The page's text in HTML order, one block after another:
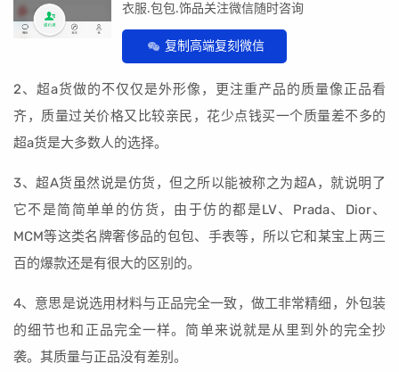
衣服.包包.饰品关注微信随时咨询
复制高端复刻微信
2、超a货做的不仅仅是外形像，更注重产品的质量像正品看
齐，质量过关价格又比较亲民，花少点钱买一个质量差不多的
超a货是大多数人的选择。
3、超A货虽然说是仿货，但之所以能被称之为超A，就说明了
它不是简简单单的仿货，由于仿的都是LV、Prada、Dior、
MCM等这类名牌奢侈品的包包、手表等，所以它和某宝上两三
百的爆款还是有很大的区别的。
4、意思是说选用材料与正品完全一致，做工非常精细，外包装
的细节也和正品完全一样。简单来说就是从里到外的完全抄
袭。其质量与正品没有差别。